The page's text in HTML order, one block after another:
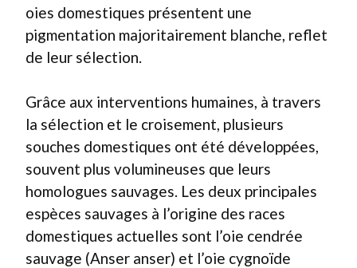
oies domestiques présentent une
pigmentation majoritairement blanche, reflet
de leur sélection.
Grâce aux interventions humaines, à travers
la sélection et le croisement, plusieurs
souches domestiques ont été développées,
souvent plus volumineuses que leurs
homologues sauvages. Les deux principales
espèces sauvages à l’origine des races
domestiques actuelles sont l’oie cendrée
sauvage (Anser anser) et l’oie cygnoïde